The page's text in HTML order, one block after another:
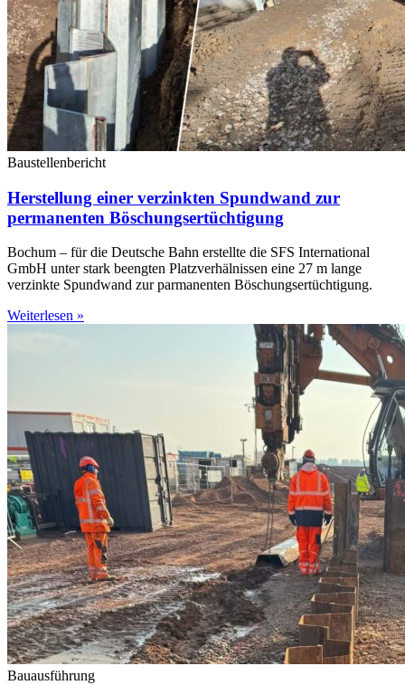
Baustellenbericht
Herstellung einer verzinkten Spundwand zur
permanenten Böschungsertüchtigung
Bochum – für die Deutsche Bahn erstellte die SFS International
GmbH unter stark beengten Platzverhälnissen eine 27 m lange
verzinkte Spundwand zur parmanenten Böschungsertüchtigung.
Weiterlesen »
Bauausführung